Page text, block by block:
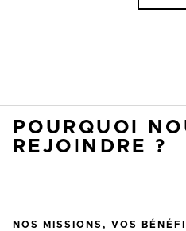
POURQUOI
REJOINDRE ?
NOS MISSIONS, VOS